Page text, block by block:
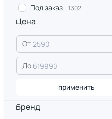
Под заказ 1302
Цена
От
До
применить
Бренд